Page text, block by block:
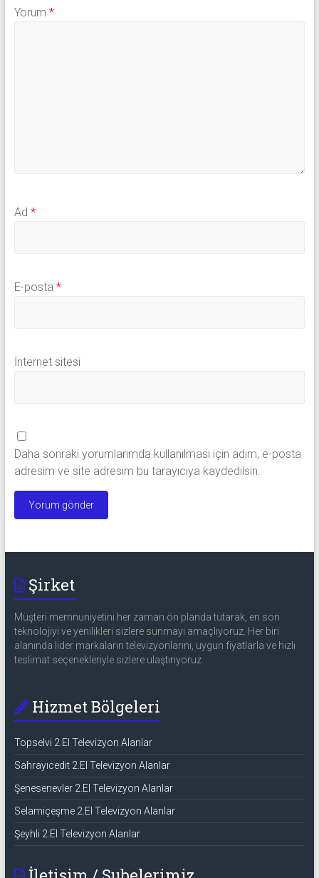
Yorum *
Ad *
E-posta *
İnternet sitesi
Daha sonraki yorumlarımda kullanılması için adım, e-posta
adresim ve site adresim bu tarayıcıya kaydedilsin.
Şirket
Müşteri memnuniyetini her zaman ön planda tutarak, en son
teknolojiyi ve yenilikleri sizlere sunmayı amaçlıyoruz. Her biri
alanında lider markaların televizyonlarını, uygun fiyatlarla ve hızlı
teslimat seçenekleriyle sizlere ulaştırıyoruz.
Hizmet Bölgeleri
Topselvi 2.El Televizyon Alanlar
Sahrayıcedit 2.El Televizyon Alanlar
Şenesenevler 2.El Televizyon Alanlar
Selamiçeşme 2.El Televizyon Alanlar
Şeyhli 2.El Televizyon Alanlar